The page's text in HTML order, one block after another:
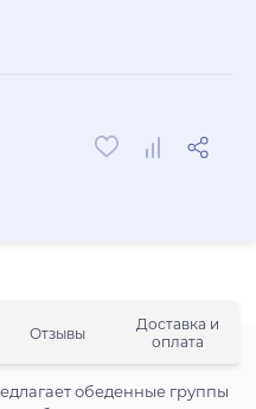
Отзывы
Доставка и
оплата
обеденные группы